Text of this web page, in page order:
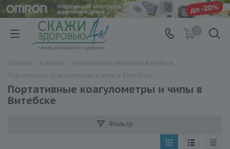
Портативные коагулометры и чипы в
Витебске
Фильтр